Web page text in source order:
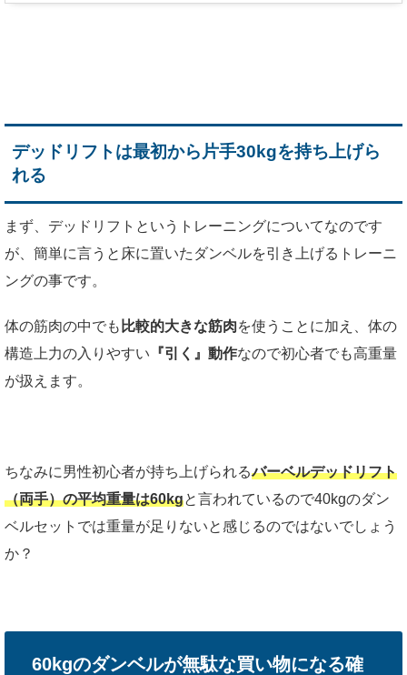
デッドリフトは最初から片手30kgを持ち上げら
れる
まず、デッドリフトというトレーニングについてなのです
が、簡単に言うと床に置いたダンベルを引き上げるトレーニ
ングの事です。
体の筋肉の中でも 比較的大きな筋肉を使うことに加え、体の
構造上力の入りやすい 『引く』動作なので初心者でも高重量
が扱えます。
ちなみに男性初心者が持ち上げられるバーベルデッドリフト
（両手）の平均重量は60kgと言われているので40kgのダン
ベルセットでは重量が足りないと感じるのではないでしょう
か？
60kgのダンベルが無駄な買い物になる確